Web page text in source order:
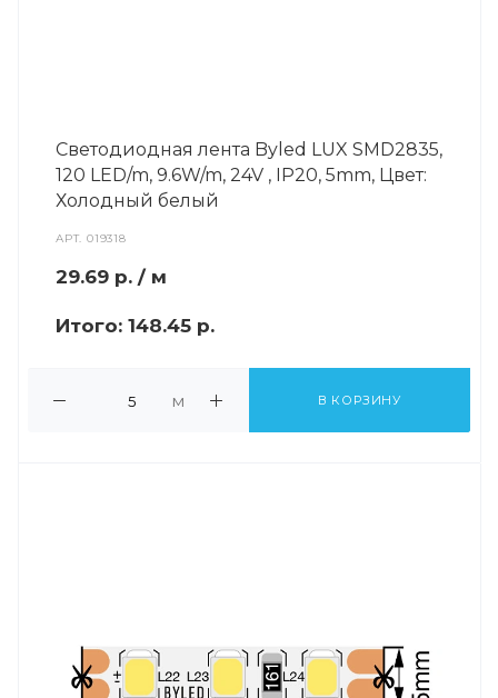
Светодиодная лента Byled LUX SMD2835,
120 LED/m, 9.6W/m, 24V , IP20, 5mm, Цвет:
Холодный белый
АРТ.019318
29.69 р. / м
Итого: 148.45 р.
м В КОРЗИНУ